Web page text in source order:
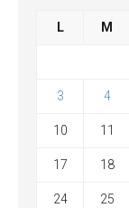
L M
3 4
10 11
17 18
24 25